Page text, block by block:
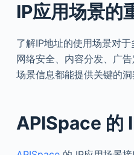
IP应用场景的
了解IP地址的使用场景对
网络安全、内容分发、广
场景信息都能提供关键的洞
APISpace 的